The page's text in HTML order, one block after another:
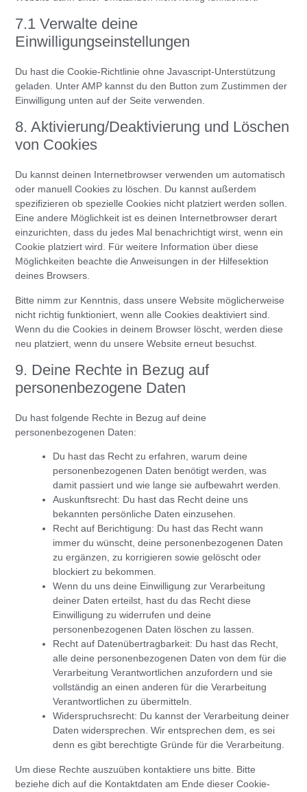
7.1 Verwalte deine
Einwilligungseinstellungen
Du hast die Cookie-Richtlinie ohne Javascript-Unterstützung
geladen. Unter AMP kannst du den Button zum Zustimmen der
Einwilligung unten auf der Seite verwenden.
8. Aktivierung/Deaktivierung und Löschen
von Cookies
Du kannst deinen Internetbrowser verwenden um automatisch
oder manuell Cookies zu löschen. Du kannst außerdem
spezifizieren ob spezielle Cookies nicht platziert werden sollen.
Eine andere Möglichkeit ist es deinen Internetbrowser derart
einzurichten, dass du jedes Mal benachrichtigt wirst, wenn ein
Cookie platziert wird. Für weitere Information über diese
Möglichkeiten beachte die Anweisungen in der Hilfesektion
deines Browsers.
Bitte nimm zur Kenntnis, dass unsere Website möglicherweise
nicht richtig funktioniert, wenn alle Cookies deaktiviert sind.
Wenn du die Cookies in deinem Browser löscht, werden diese
neu platziert, wenn du unsere Website erneut besuchst.
9. Deine Rechte in Bezug auf
personenbezogene Daten
Du hast folgende Rechte in Bezug auf deine
personenbezogenen Daten:
Du hast das Recht zu erfahren, warum deine
personenbezogenen Daten benötigt werden, was
damit passiert und wie lange sie aufbewahrt werden.
Auskunftsrecht: Du hast das Recht deine uns
bekannten persönliche Daten einzusehen.
Recht auf Berichtigung: Du hast das Recht wann
immer du wünscht, deine personenbezogenen Daten
zu ergänzen, zu korrigieren sowie gelöscht oder
blockiert zu bekommen.
Wenn du uns deine Einwilligung zur Verarbeitung
deiner Daten erteilst, hast du das Recht diese
Einwilligung zu widerrufen und deine
personenbezogenen Daten löschen zu lassen.
Recht auf Datenübertragbarkeit: Du hast das Recht,
alle deine personenbezogenen Daten von dem für die
Verarbeitung Verantwortlichen anzufordern und sie
vollständig an einen anderen für die Verarbeitung
Verantwortlichen zu übermitteln.
Widerspruchsrecht: Du kannst der Verarbeitung deiner
Daten widersprechen. Wir entsprechen dem, es sei
denn es gibt berechtigte Gründe für die Verarbeitung.
Um diese Rechte auszuüben kontaktiere uns bitte. Bitte
beziehe dich auf die Kontaktdaten am Ende dieser Cookie-